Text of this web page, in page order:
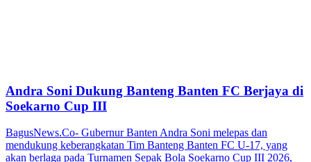
Andra Soni Dukung Banteng Banten FC Berjaya di
Soekarno Cup III
BagusNews.Co- Gubernur Banten Andra Soni melepas dan
mendukung keberangkatan Tim Banteng Banten FC U-17, yang
akan berlaga pada Turnamen Sepak Bola Soekarno Cup III 2026,